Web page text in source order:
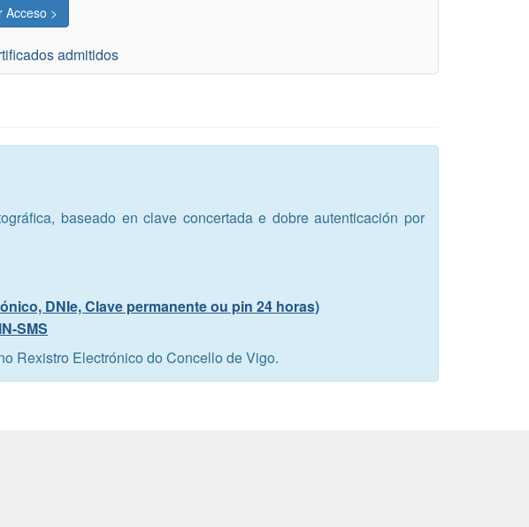
admitidos
baseado en clave concertada e dobre autenticación por
DNIe, Clave permanente ou pin 24 horas)
SMS
Rexistro Electrónico do Concello de Vigo.